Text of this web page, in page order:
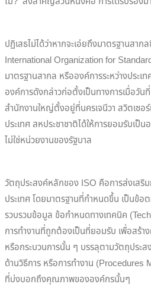
ปฏิเสธไม่ได้ว่าหากจะเอ่ยถึงมาตรฐานสา
International Organization for
มาตรฐานสากล หรือองค์การระหว่างประเ
องค์การดังกล่าวก่อตั้งเป็นทางการเมื่อวั
สำนักงานใหญ่ตั้งอยู่ที่นครเจนีวา สวิตเซ
ประเทศ สหประชาชาติได้ให้การยอมรับเป็
ไม่ใช่หน่วยงานของรัฐบาล
วัตถุประสงค์หลักของ ISO คือการส่งเสริม
ประเทศ โดยมาตรฐานที่กำหนดขึ้น เป็นข้อ
รวบรวมข้อมูล ข้อกำหนดทางเทคนิค
การทำงานที่ถูกต้องเป็นที่ยอมรับ เพื่อสร้า
หรือกระบวนการนั้น ๆ บรรลุตามวัตถุประ
ด้านวิธีการ หรือการทำงาน
ที่บ่งบอกถึงคุณภาพขององค์กรนั้นๆ